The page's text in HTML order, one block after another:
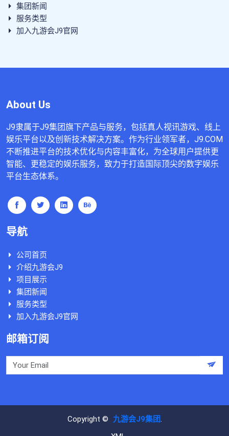
集团新闻
服务类型
加入九游会J9官网
About Us
J9隶属于J9集团旗下产品与服务，包括真人视讯游戏、线上
娱乐平台以及创新技术解决方案。作为行业领军者，J9.COM
不断推进平台的技术优化与内容丰富化，为全球用户提供更
智能、更稳定的娱乐服务，致力于打造国际顶尖的数字娱乐
平台生态体系。
导航
公司首页
介绍九游会J9
项目展示
集团新闻
服务类型
加入九游会J9官网
邮箱订阅
Copyright © 九游会J9集团.